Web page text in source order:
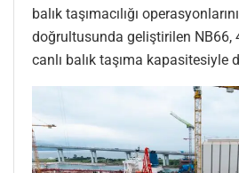
balık taşımacılığı
doğrultusunda geliştirilen NB66,
canlı balık taşıma kapasitesiyle